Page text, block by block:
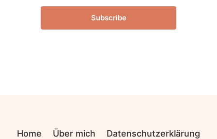
Subscribe
Home Über mich
Datenschutzerklärung